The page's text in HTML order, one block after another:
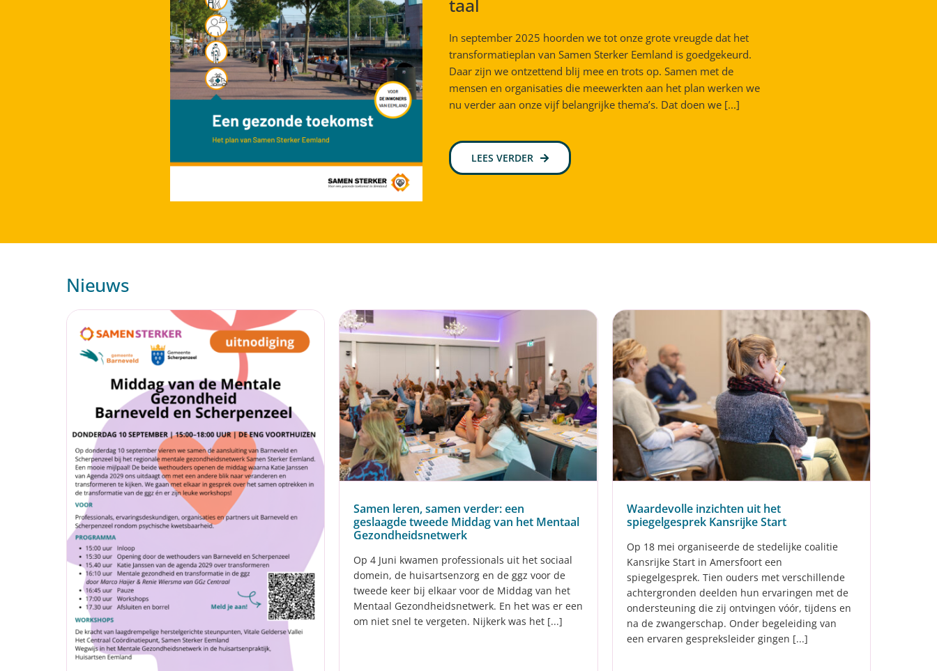
taal
In september 2025 hoorden we tot onze grote vreugde dat het
transformatieplan van Samen Sterker Eemland is goedgekeurd.
Daar zijn we ontzettend blij mee en trots op. Samen met de
mensen en organisaties die meewerkten aan het plan werken we
nu verder aan onze vijf belangrijke thema’s. Dat doen we [...]
LEES VERDER
Nieuws
Samen leren, samen verder: een
geslaagde tweede Middag van het Mentaal
Gezondheidsnetwerk
Op 4 Juni kwamen professionals uit het sociaal
domein, de huisartsenzorg en de ggz voor de
tweede keer bij elkaar voor de Middag van het
Mentaal Gezondheidsnetwerk. En het was er een
om niet snel te vergeten. Nijkerk was het [...]
Waardevolle inzichten uit het
spiegelgesprek Kansrijke Start
Op 18 mei organiseerde de stedelijke coalitie
Kansrijke Start in Amersfoort een
spiegelgesprek. Tien ouders met verschillende
achtergronden deelden hun ervaringen met de
ondersteuning die zij ontvingen vóór, tijdens en
na de zwangerschap. Onder begeleiding van
een ervaren gespreksleider gingen [...]